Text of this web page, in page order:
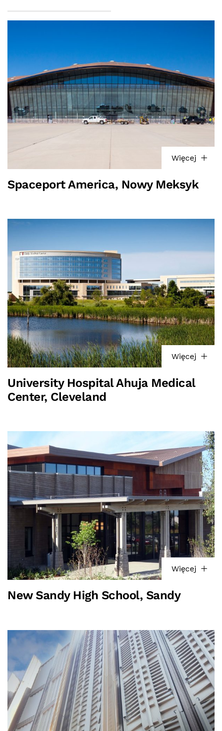
Więcej
Spaceport America, Nowy Meksyk
Więcej
University Hospital Ahuja Medical
Center, Cleveland
Więcej
New Sandy High School, Sandy